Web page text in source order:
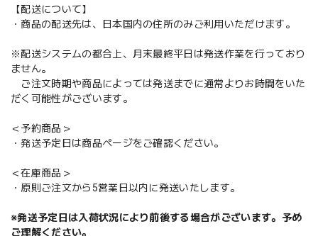
【配送について】
・商品の配送先は、日本国内の住所のみご利用いただけます。
※配送システムの都合上、月末最終平日は発送作業を行っており
ません。
ご注文時期や商品によっては発送までに通常よりお時間をいた
だく可能性がございます。
＜予約商品＞
・発送予定日は商品ページをご確認ください。
＜在庫商品＞
・原則ご注文から5営業日以内に発送いたします。
※発送予定日は入荷状況により前後する場合がございます。予め
ご理解ください。